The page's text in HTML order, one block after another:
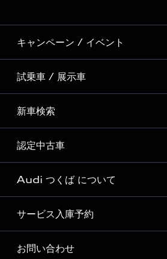
キャンペーン / イベント
全国統一イベント
ディーラー独自イベント
Special Contents
試乗車 / 展示車
試乗予約
試乗車・展示車一覧
新車検索
新車検索
認定中古車
Audi認定中古車検索
Audi つくば について
Audi つくば ショールームご紹介
Audi つくば 店舗情報
サービス入庫予約
Audi つくば サービス入庫予約
お問い合わせ